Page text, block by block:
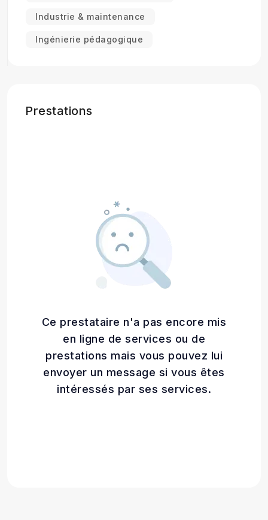
Industrie & maintenance
Ingénierie pédagogique
Prestations
Ce prestataire n'a pas encore mis
en ligne de services ou de
prestations mais vous pouvez lui
envoyer un message si vous êtes
intéressés par ses services.